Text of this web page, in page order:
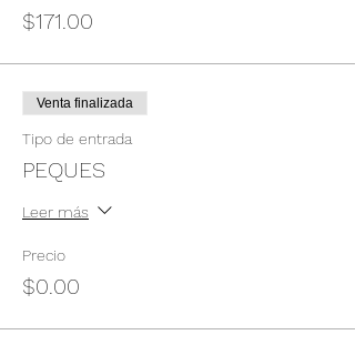
$171.00
Venta finalizada
Tipo de entrada
PEQUES
Leer más
Precio
$0.00